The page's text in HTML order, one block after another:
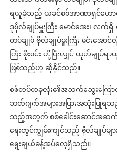
ရယူခဲ့သည့် ယခင်စစ်အာဏာရှင်ဟောင်
ဒုဗိုလ်ချုပ်မှူးကြီး မောင်အေး၊ လက်
တပ်ချုပ် ဗိုလ်ချုပ်မှူးကြီး မင်းအော
ကြီး စိုးဝင်း တို့ပြီးလျှင် ထုတ်ချု
ဖြစ်သည်ဟု ဆိုနိုင်သည်။
စစ်တပ်တခုလုံး၏အသက်သွေးကြောတ
ဘတ်ဂျက်အများအပြားအသုံးပြုရ
သည့်အတွက် စစ်ခေါင်းဆောင်
ရေးတွင်ကျွမ်းကျင်သည့် ဗိုလ်ချုပ်မျ
ရွေးချယ်ခန့်အပ်လေ့ရှိသည်။